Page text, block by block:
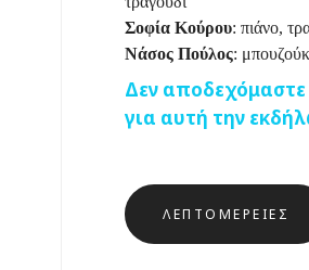
Σοφία Κούρου: πιάνο,
Νάσος Πούλος:
Δεν
για αυτή την
ΛΕΠΤΟΜΈΡΕΙΕΣ